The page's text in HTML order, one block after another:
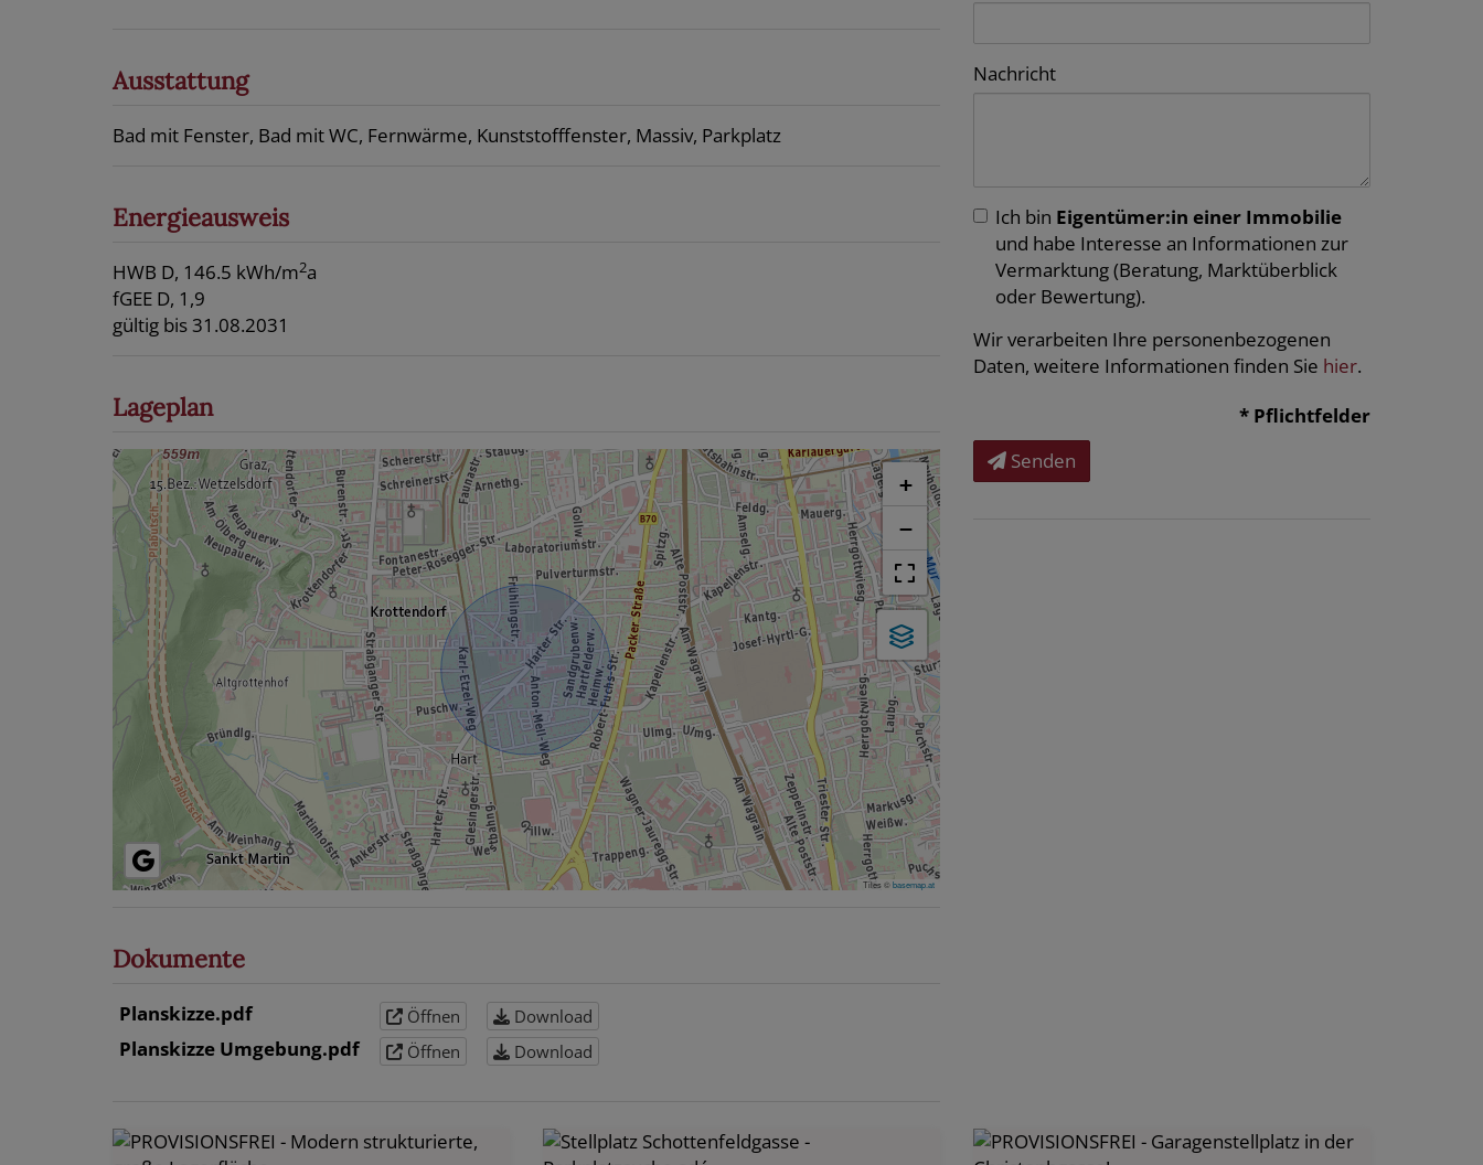
Ausstattung
Bad mit Fenster Bad mit WC Fernwärme Kunststofffenster Massiv Parkplatz
Energieausweis
HWB D, 146.5 kWh/m2a
fGEE D, 1,9
gültig bis31.08.2031
Lageplan
+
−
Tiles ©basemap.at
Dokumente
Planskizze.pdf Öffnen Download
Planskizze Umgebung.pdf Öffnen Download
Nachricht
Ich bin Eigentümer:in einer Immobilie
und habe Interesse an Informationen zur
Vermarktung (Beratung, Marktüberblick
oder Bewertung).
Wir verarbeiten Ihre personenbezogenen
Daten, weitere Informationen finden Sie hier.
Senden
* Pflichtfelder